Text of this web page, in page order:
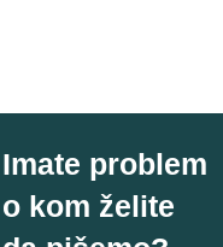
Imate problem
o kom želite